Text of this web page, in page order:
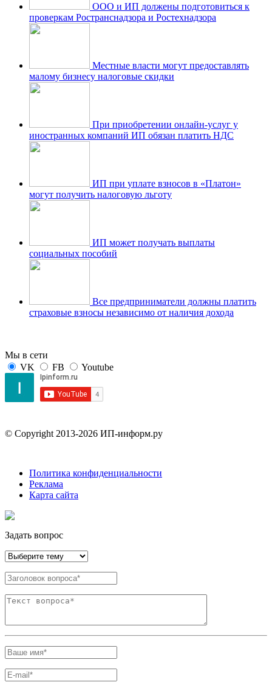
ООО и ИП должены подготовиться к
проверкам Ространснадзора и Ростехнадзора
Местные власти могут предоставлять
малому бизнесу налоговые скидки
При приобретении онлайн-услуг у
иностранных компаний ИП обязан платить НДС
ИП при уплате взносов в «Платон»
могут получить налоговую льготу
ИП может получать выплаты
социальных пособий
Все предприниматели должны платить
страховые взносы независимо от наличия дохода
Мы в сети
VK
FB Youtube
© Copyright 2013-2026 ИП-информ.ру
Политика конфиденциальности
Реклама
Карта сайта
Задать вопрос